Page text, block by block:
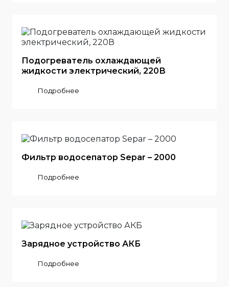
Подогреватель охлаждающей
жидкости электрический, 220В
Подробнее
Фильтр водосепатор Separ – 2000
Подробнее
Зарядное устройство АКБ
Подробнее